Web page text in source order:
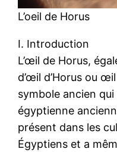
L’oeil de Horus
I. Introduction
L’œil de Horus,
d’œil d’Horus ou
symbole ancien
égyptienne
présent dans les
Égyptiens et a